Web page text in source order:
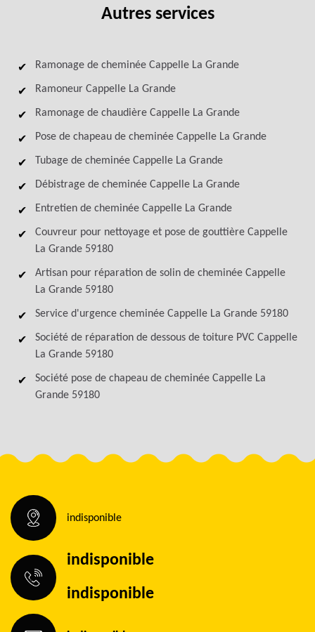
Autres services
Ramonage de cheminée Cappelle La Grande
Ramoneur Cappelle La Grande
Ramonage de chaudière Cappelle La Grande
Pose de chapeau de cheminée Cappelle La Grande
Tubage de cheminée Cappelle La Grande
Débistrage de cheminée Cappelle La Grande
Entretien de cheminée Cappelle La Grande
Couvreur pour nettoyage et pose de gouttière Cappelle
La Grande 59180
Artisan pour réparation de solin de cheminée Cappelle
La Grande 59180
Service d'urgence cheminée Cappelle La Grande 59180
Société de réparation de dessous de toiture PVC Cappelle
La Grande 59180
Société pose de chapeau de cheminée Cappelle La
Grande 59180
indisponible
indisponible
indisponible